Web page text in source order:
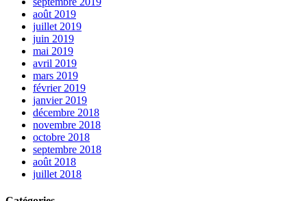
août 2019
juillet 2019
juin 2019
mai 2019
avril 2019
mars 2019
février 2019
janvier 2019
décembre 2018
novembre 2018
octobre 2018
septembre 2018
août 2018
juillet 2018